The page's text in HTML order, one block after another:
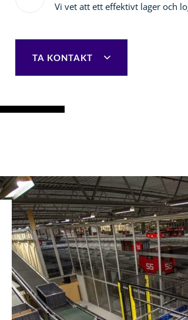
Vi vet att ett effektivt lager och
TA KONTAKT